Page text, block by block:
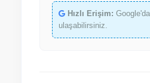
Hızlı Erişim: Google'da
ulaşabilirsiniz.